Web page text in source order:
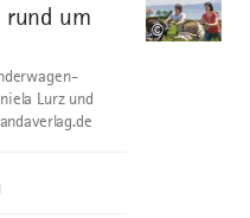
rund um
©
Lurz und